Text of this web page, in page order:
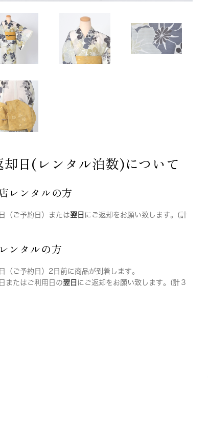
却日(レンタル泊数)について
レンタルの方
（ご予約日）または翌日 にご返却をお願い致します。(計
ンタルの方
（ご予約日）2日前に商品が到着します。
またはご利用日の翌日 にご返却をお願い致します。(計３